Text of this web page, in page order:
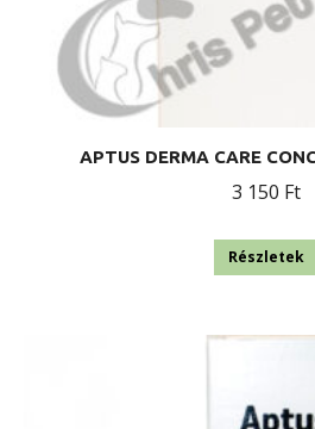
APTUS DERMA CARE
3 150 Ft
Részletek